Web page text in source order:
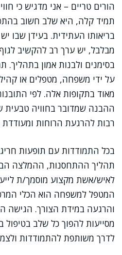
הורים טריים – אני מדגיש כי
תמיד קלה, היא שלב חשוב
בריאותו העתידית. בעידן שבו
מבלבל, יש ערך רב להקשיב
בסימנים ולבנות אמון
על ידי משפחה, מטפלים או
מאוד בתקופות אלה. לפי
ההבנה שמדובר בחוויה
רבות להרגעת הרוחות ומעודדת
בכל התמודדות עם תופעות
תהליך ההתחסנות, ההמלצה
לאיש/אשת מקצוע מוסמך/ת
המטפל למשפחה הוא הכלי
והרגעה במידת הצורך. הגישה
מסייעות להפוך כל שלב בטיפול
לדרך משותפת להתמודדות